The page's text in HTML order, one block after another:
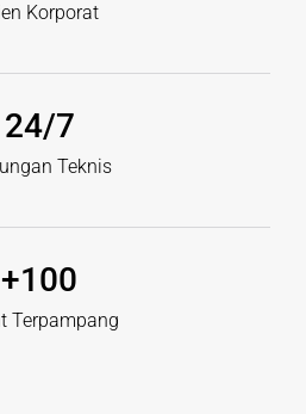
Korporat
Teknis
24/7
Terpampang
+100